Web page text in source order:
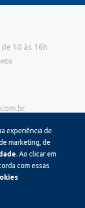
experiência de
marketing, de
. Ao clicar em
com essas
10 às 16h
ligações neste
por:
reservados